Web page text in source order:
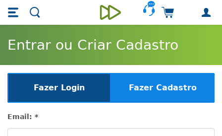
Skip main navigation
Skip to main content
Unieducar
Carrinho de
Entrar ou Criar Cadastro
Fazer Login Fazer Cadastro
Email: *